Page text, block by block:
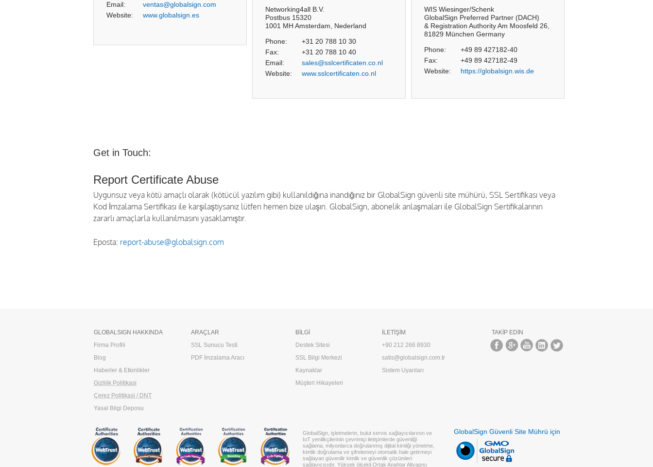
Email:
ventas@globalsign.com
Website:
www.globalsign.es
Networking4all B.V.
Postbus 15320
1001 MH Amsterdam, Nederland
Phone:
+31 20 788 10 30
Fax:
+31 20 788 10 40
Email:
sales@sslcertificaten.co.nl
Website:
www.sslcertificaten.co.nl
WIS Wiesinger/Schenk
GlobalSign Preferred Partner (DACH)
& Registration Authority Am Moosfeld 26,
81829 München Germany
Phone:
+49 89 427182-40
Fax:
+49 89 427182-49
Website:
https://globalsign.wis.de
Get in Touch:
Report Certificate Abuse
Uygunsuz veya kötü amaçlı olarak (kötücül yazılım gibi) kullanıldığına inandığınız bir GlobalSign güvenli site mühürü, SSL Sertifikası veya
Kod İmzalama Sertifikası ile karşılaştıysanız lütfen hemen bize ulaşın. GlobalSign, abonelik anlaşmaları ile GlobalSign Sertifikalarının
zararlı amaçlarla kullanılmasını yasaklamıştır.
Eposta: report-abuse@globalsign.com
GLOBALSIGN HAKKINDA
Firma Profili
Blog
Haberler & Etkinlikler
Gizlilik Politikasi
Çerez Politikasi / DNT
Yasal Bilgi Deposu
ARAÇLAR
SSL Sunucu Testi
PDF İmzalama Aracı
BILGI
Destek Sitesi
SSL Bilgi Merkezi
Kaynaklar
Müşteri Hikayeleri
İLETIŞIM
+90 212 266 8930
satis@globalsign.com.tr
Sistem Uyarıları
TAKIP EDIN
GlobalSign Güvenli Site Mührü için
GlobalSign, işletmelerin, bulut servis sağlayıcılarının ve
IoT yenilikçilerinin çevrimiçi iletişimlerde güvenliği
sağlama, milyonlarca doğrulanmış dijital kimliği yönetme,
kimlik doğrulama ve şifrelemeyi otomatik hale getirmeyi
sağlayan güvenilir kimlik ve güvenlik çözümleri
sağlayıcısıdır. Yüksek ölçekli Ortak Anahtar Altyapısı